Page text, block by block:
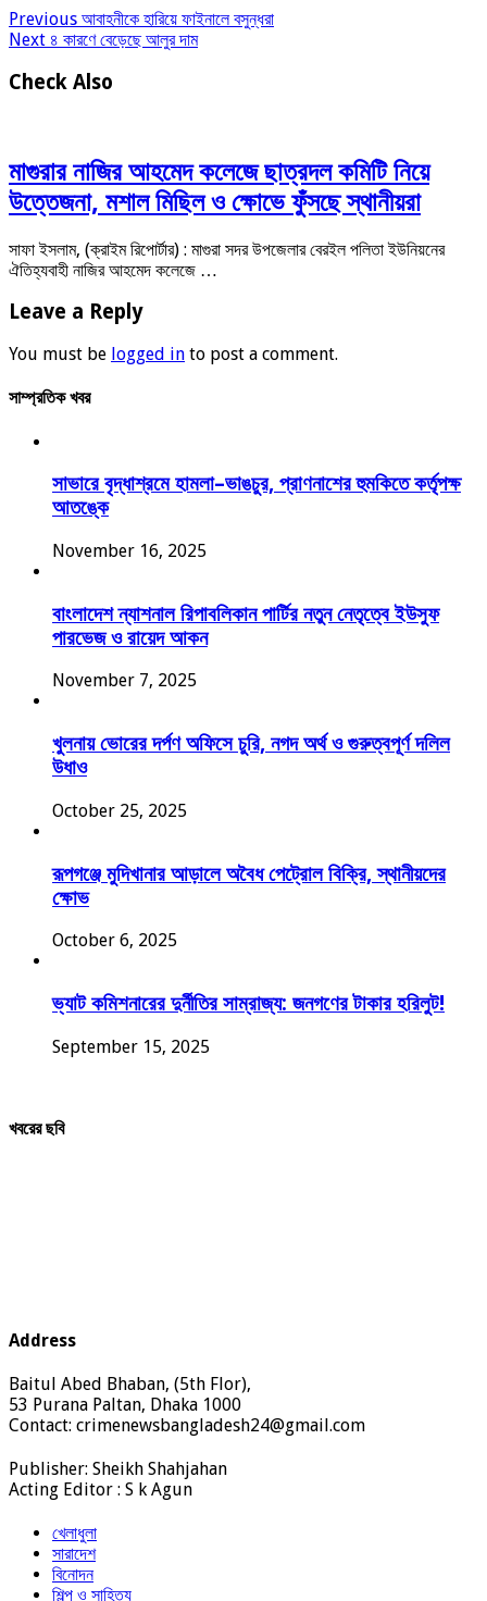
Previous আবাহনীকে হারিয়ে ফাইনালে বসুন্ধরা
Next ৪ কারণে বেড়েছে আলুর দাম
Check Also
মাগুরার নাজির আহমেদ কলেজে ছাত্রদল কমিটি নিয়ে
উত্তেজনা, মশাল মিছিল ও ক্ষোভে ফুঁসছে স্থানীয়রা
সাফা ইসলাম, (ক্রাইম রিপোর্টার) : মাগুরা সদর উপজেলার বেরইল পলিতা ইউনিয়নের
ঐতিহ্যবাহী নাজির আহমেদ কলেজে …
Leave a Reply
You must be logged in to post a comment.
সাম্প্রতিক খবর
সাভারে বৃদ্ধাশ্রমে হামলা–ভাঙচুর, প্রাণনাশের হুমকিতে কর্তৃপক্ষ
আতঙ্কে
November 16, 2025
বাংলাদেশ ন্যাশনাল রিপাবলিকান পার্টির নতুন নেতৃত্বে ইউসুফ
পারভেজ ও রায়েদ আকন
November 7, 2025
খুলনায় ভোরের দর্পণ অফিসে চুরি, নগদ অর্থ ও গুরুত্বপূর্ণ দলিল
উধাও
October 25, 2025
রূপগঞ্জে মুদিখানার আড়ালে অবৈধ পেট্রোল বিক্রি, স্থানীয়দের
ক্ষোভ
October 6, 2025
ভ্যাট কমিশনারের দুর্নীতির সাম্রাজ্য: জনগণের টাকার হরিলুট!
September 15, 2025
খবরের ছবি
Address
Baitul Abed Bhaban, (5th Flor),
53 Purana Paltan, Dhaka 1000
Contact: crimenewsbangladesh24@gmail.com
Publisher: Sheikh Shahjahan
Acting Editor : S k Agun
খেলাধুলা
সারাদেশ
বিনোদন
শিল্প ও সাহিত্য